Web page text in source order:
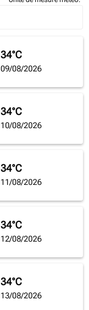
34°C
09/08/2026
34°C
10/08/2026
34°C
11/08/2026
34°C
12/08/2026
34°C
13/08/2026